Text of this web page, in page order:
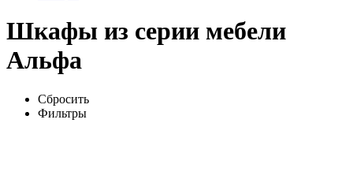
Шкафы из серии мебели
Альфа
Сбросить
Фильтры